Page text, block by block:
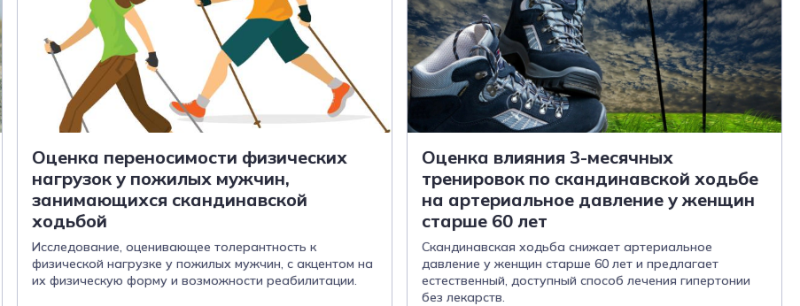
Оценка переносимости физических
нагрузок у пожилых мужчин,
занимающихся скандинавской
ходьбой
Исследование, оценивающее толерантность к
физической нагрузке у пожилых мужчин, с акцентом на
их физическую форму и возможности реабилитации.
Оценка влияния 3-месячных
тренировок по скандинавской ходьбе
на артериальное давление у женщин
старше 60 лет
Скандинавская ходьба снижает артериальное
давление у женщин старше 60 лет и предлагает
естественный, доступный способ лечения гипертонии
без лекарств.